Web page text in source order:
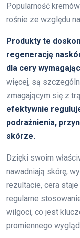
Popularność
rośnie ze względu
Produkty te
regenerację
dla cery
więcej, są
zmagającym się z
efektywnie
podrażnienia,
skórze.
Dzięki swoim
nawadniają skórę,
rezultacie, cera
regularne
wilgoci, co jest
promiennego